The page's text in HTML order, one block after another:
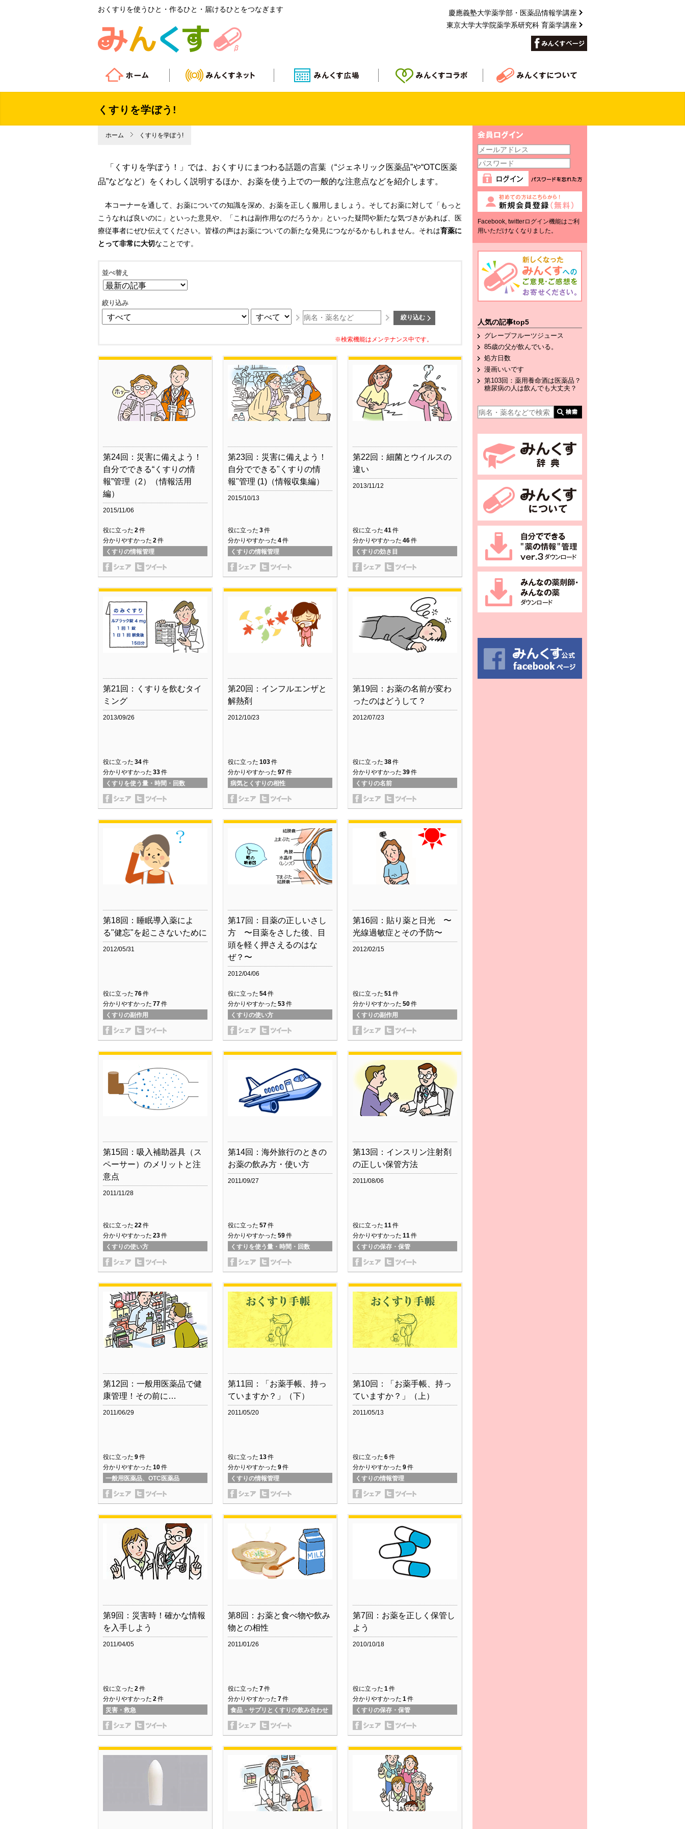
おくすりを使うひと・作るひと・届けるひとをつなぎます
慶應義塾大学薬学部・医薬品情報学講座
東京大学大学院薬学系研究科 育薬学講座
くすりを学ぼう!
ホーム くすりを学ぼう!
「くすりを学ぼう！」では、おくすりにまつわる話題の言葉（“ジェネリック医薬品”や“OTC医薬
品”などなど）をくわしく説明するほか、お薬を使う上での一般的な注意点などを紹介します。
本コーナーを通して、お薬についての知識を深め、お薬を正しく服用しましょう。そしてお薬に対して「もっと
こうなれば良いのに」といった意見や、「これは副作用なのだろうか」といった疑問や新たな気づきがあれば、医
療従事者にぜひ伝えてください。皆様の声はお薬についての新たな発見につながるかもしれません。それは育薬に
とって非常に大切なことです。
並べ替え
絞り込み
※検索機能はメンテナンス中です。
第24回：災害に備えよう！
自分でできる“くすりの情
報”管理（2）（情報活用
編）
2015/11/06
役に立った 2件
分かりやすかった 2件
くすりの情報管理
第23回：災害に備えよう！
自分でできる"くすりの情
報"管理 (1)（情報収集編）
2015/10/13
役に立った 3件
分かりやすかった 4件
くすりの情報管理
第22回：細菌とウイルスの
違い
2013/11/12
役に立った 41件
分かりやすかった 46件
くすりの効き目
第21回：くすりを飲むタイ
ミング
2013/09/26
役に立った 34件
分かりやすかった 33件
くすりを使う量・時間・回数
第20回：インフルエンザと
解熱剤
2012/10/23
役に立った 103件
分かりやすかった 97件
病気とくすりの相性
第19回：お薬の名前が変わ
ったのはどうして？
2012/07/23
役に立った 38件
分かりやすかった 39件
くすりの名前
第18回：睡眠導入薬によ
る"健忘"を起こさないために
2012/05/31
役に立った 76件
分かりやすかった 77件
くすりの副作用
第17回：目薬の正しいさし
方 〜目薬をさした後、目
頭を軽く押さえるのはな
ぜ？〜
2012/04/06
役に立った 54件
分かりやすかった 53件
くすりの使い方
第16回：貼り薬と日光 〜
光線過敏症とその予防〜
2012/02/15
役に立った 51件
分かりやすかった 50件
くすりの副作用
第15回：吸入補助器具（ス
ペーサー）のメリットと注
意点
2011/11/28
役に立った 22件
分かりやすかった 23件
くすりの使い方
第14回：海外旅行のときの
お薬の飲み方・使い方
2011/09/27
役に立った 57件
分かりやすかった 59件
くすりを使う量・時間・回数
第13回：インスリン注射剤
の正しい保管方法
2011/08/06
役に立った 11件
分かりやすかった 11件
くすりの保存・保管
第12回：一般用医薬品で健
康管理！その前に…
2011/06/29
役に立った 9件
分かりやすかった 10件
一般用医薬品、OTC医薬品
第11回：「お薬手帳、持っ
ていますか？」（下）
2011/05/20
役に立った 13件
分かりやすかった 9件
くすりの情報管理
第10回：「お薬手帳、持っ
ていますか？」（上）
2011/05/13
役に立った 6件
分かりやすかった 9件
くすりの情報管理
第9回：災害時！確かな情報
を入手しよう
2011/04/05
役に立った 2件
分かりやすかった 2件
災害・救急
第8回：お薬と食べ物や飲み
物との相性
2011/01/26
役に立った 7件
分かりやすかった 7件
食品・サプリとくすりの飲み合わせ
第7回：お薬を正しく保管し
よう
2010/10/18
役に立った 1件
分かりやすかった 1件
くすりの保存・保管
Facebook, twitterログイン機能はご利
用いただけなくなりました。
人気の記事top5
グレープフルーツジュース
85歳の父が飲んでいる。
処方日数
漫画いいです
第103回：薬用養命酒は医薬品？
糖尿病の人は飲んでも大丈夫？